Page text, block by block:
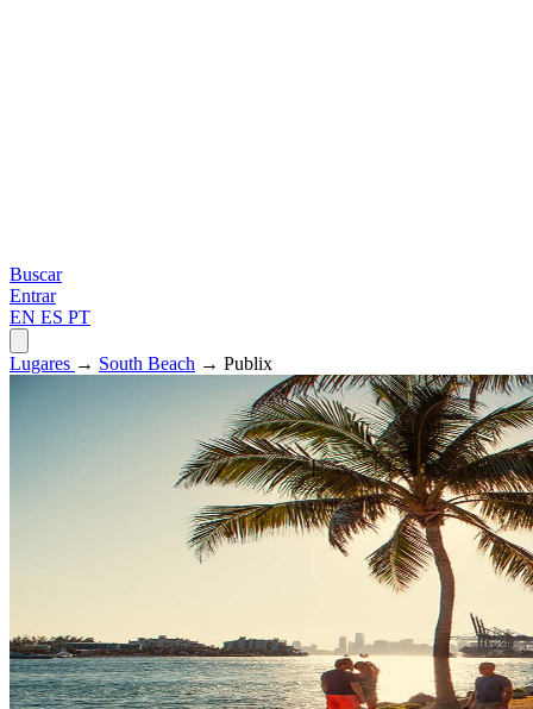
Buscar
Entrar
EN ES PT
Lugares → South Beach → Publix